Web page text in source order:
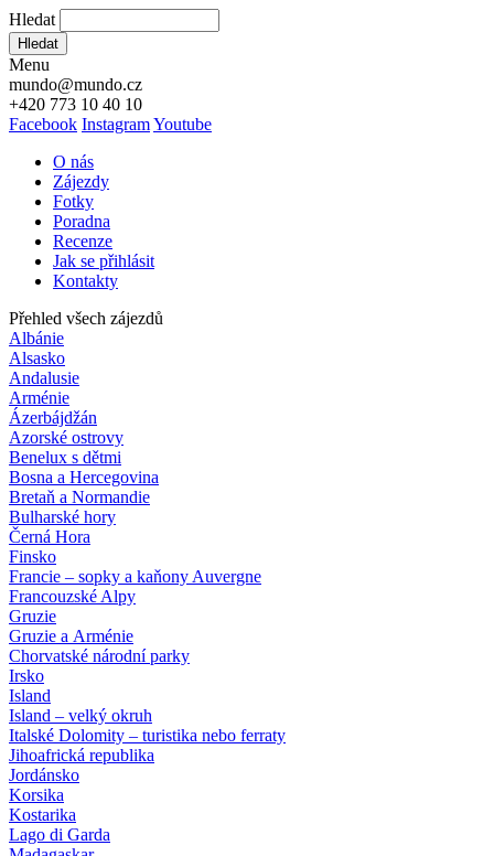
Hledat
Hledat
Menu
mundo@mundo.cz
+420 773 10 40 10
Facebook InstagramYoutube
O nás
Zájezdy
Fotky
Poradna
Recenze
Jak se přihlásit
Kontakty
Přehled všech zájezdů
Albánie
Alsasko
Andalusie
Arménie
Ázerbájdžán
Azorské ostrovy
Benelux s dětmi
Bosna a Hercegovina
Bretaň a Normandie
Bulharské hory
Černá Hora
Finsko
Francie – sopky a kaňony Auvergne
Francouzské Alpy
Gruzie
Gruzie a Arménie
Chorvatské národní parky
Irsko
Island
Island – velký okruh
Italské Dolomity – turistika nebo ferraty
Jihoafrická republika
Jordánsko
Korsika
Kostarika
Lago di Garda